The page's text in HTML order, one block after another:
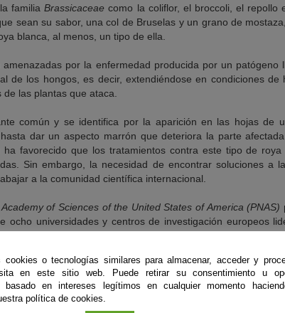
familiaBrassicaceae como la coliflor, el broccoli, el repollo
sean su sabor, una col de Bruselas y un grano de
blanca, al menos, un tipo de ella.
por la enfermedad producida por un patógeno
de los hongos, es decir, extendiéndose en condiciones de
las plantas que ataca.
común y se identifica por la aparición en las hojas de
dar un aspecto marrón que deteriora la parte
favorecido que los tratamientos contra este tipo de
Sin embargo, la necesidad de encontrar soluciones a
a la comunidad científica internacional.
of Sciences of the United States of America (PNAS)
ocho universidades y centros de investigación europeos
los que se encuentra Amey Redkar, investigador del
múltiples genes de resistencia al Albugo cándida. Son
sido identificados utilizando una planta modelo
que permite extrapolar resultados a otros cultivos. De
cookies o tecnologías similares para almacenar, acceder y
en este sitio web. Puede retirar su consentimiento u
basado en intereses legítimos en cualquier momento
política de cookies.